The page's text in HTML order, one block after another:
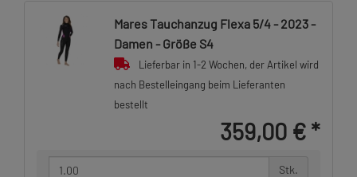
Mares Tauchanzug Flexa 5/4 - 2023 -
Damen - Größe S4
Lieferbar in 1-2 Wochen, der Artikel wird
nach Bestelleingang beim Lieferanten
bestellt
359,00 € *
Stk.